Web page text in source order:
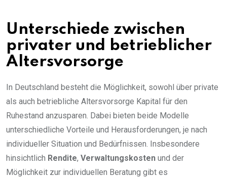
Unterschiede zwischen
privater und betrieblicher
Altersvorsorge
In Deutschland besteht die Möglichkeit, sowohl über private
als auch betriebliche Altersvorsorge Kapital für den
Ruhestand anzusparen. Dabei bieten beide Modelle
unterschiedliche Vorteile und Herausforderungen, je nach
individueller Situation und Bedürfnissen. Insbesondere
hinsichtlich Rendite, Verwaltungskosten und der
Möglichkeit zur individuellen Beratung gibt es